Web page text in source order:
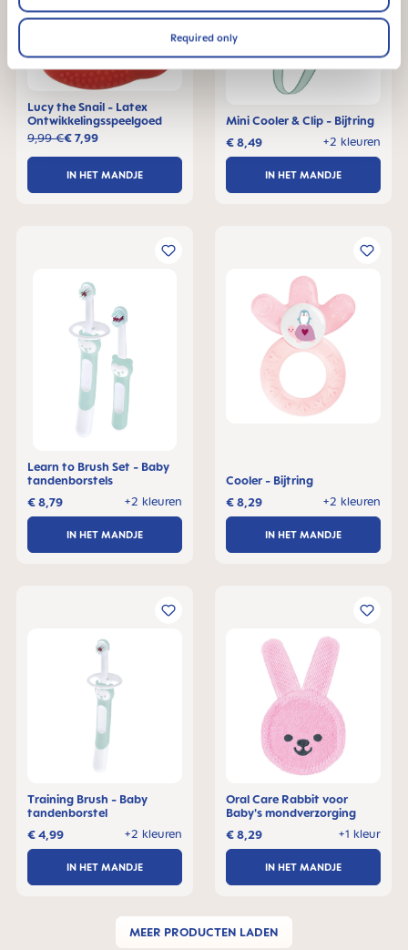
Required only
Lucy the Snail - Latex
Ontwikkelingsspeelgoed
€ 7,99
9,99 €
IN HET MANDJE
Mini Cooler & Clip - Bijtring
+2 kleuren
€ 8,49
IN HET MANDJE
Learn to Brush Set - Baby
tandenborstels
+2 kleuren
€ 8,79
IN HET MANDJE
Cooler - Bijtring
+2 kleuren
€ 8,29
IN HET MANDJE
Training Brush - Baby
tandenborstel
+2 kleuren
€ 4,99
IN HET MANDJE
Oral Care Rabbit voor
Baby's mondverzorging
+1 kleur
€ 8,29
IN HET MANDJE
MEER PRODUCTEN LADEN